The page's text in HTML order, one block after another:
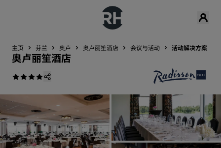
主页 芬兰 奥卢 奥卢丽笙酒店 会议与活动 活动解决方案
奥卢丽笙酒店